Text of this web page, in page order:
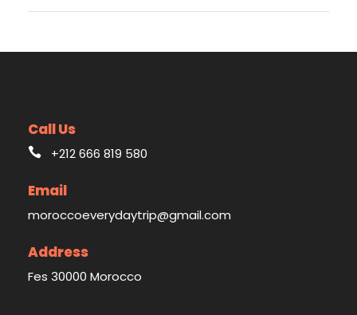
Call Us
+212 666 819 580
Email
moroccoeverydaytrip@gmail.com
Address
Fes 30000 Morocco